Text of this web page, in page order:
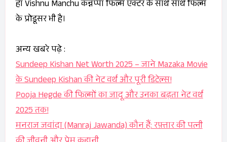
हां Vishnu Manchu कन्नप्पा फिल्म एक्टर के साथ साथ फिल्म
के प्रोडूसर भी है।
अन्य खबरे पढ़े :
Sundeep Kishan Net Worth 2025 – जाने Mazaka Movie
के Sundeep Kishan की नेट वर्थ और पूरी डिटेल्स!
Pooja Hegde की फिल्मों का जादू और उनका बढ़ता नेट वर्थ
2025 तक!
मनराज जवांदा (Manraj Jawanda) कौन हैं: रफ़्तार की पत्नी